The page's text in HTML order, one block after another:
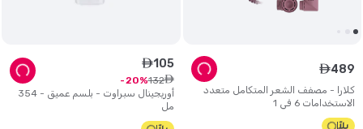
كلارا - مصفف الشعر المتكامل متعدد
الاستخدامات 6 في 1
ê489
أوريجينال سبراوت - بلسم عميق - 354
مل
ê105
ê
132
20